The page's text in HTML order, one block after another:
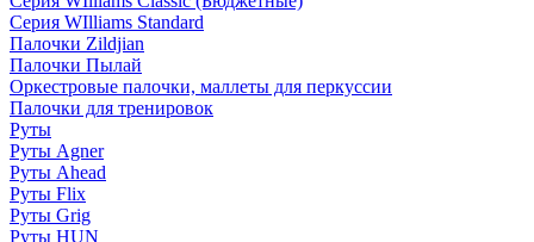
Серия WIlliams Standard
Палочки Zildjian
Палочки Пылай
Оркестровые палочки, маллеты для перкуссии
Палочки для тренировок
Руты
Руты Agner
Руты Ahead
Руты Flix
Руты Grig
Руты HUN